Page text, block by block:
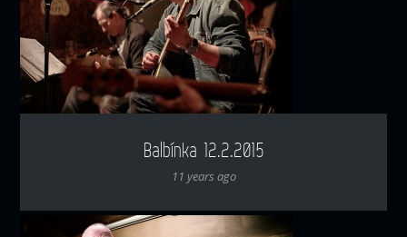
Balbínka 12.2.2015
11 years ago